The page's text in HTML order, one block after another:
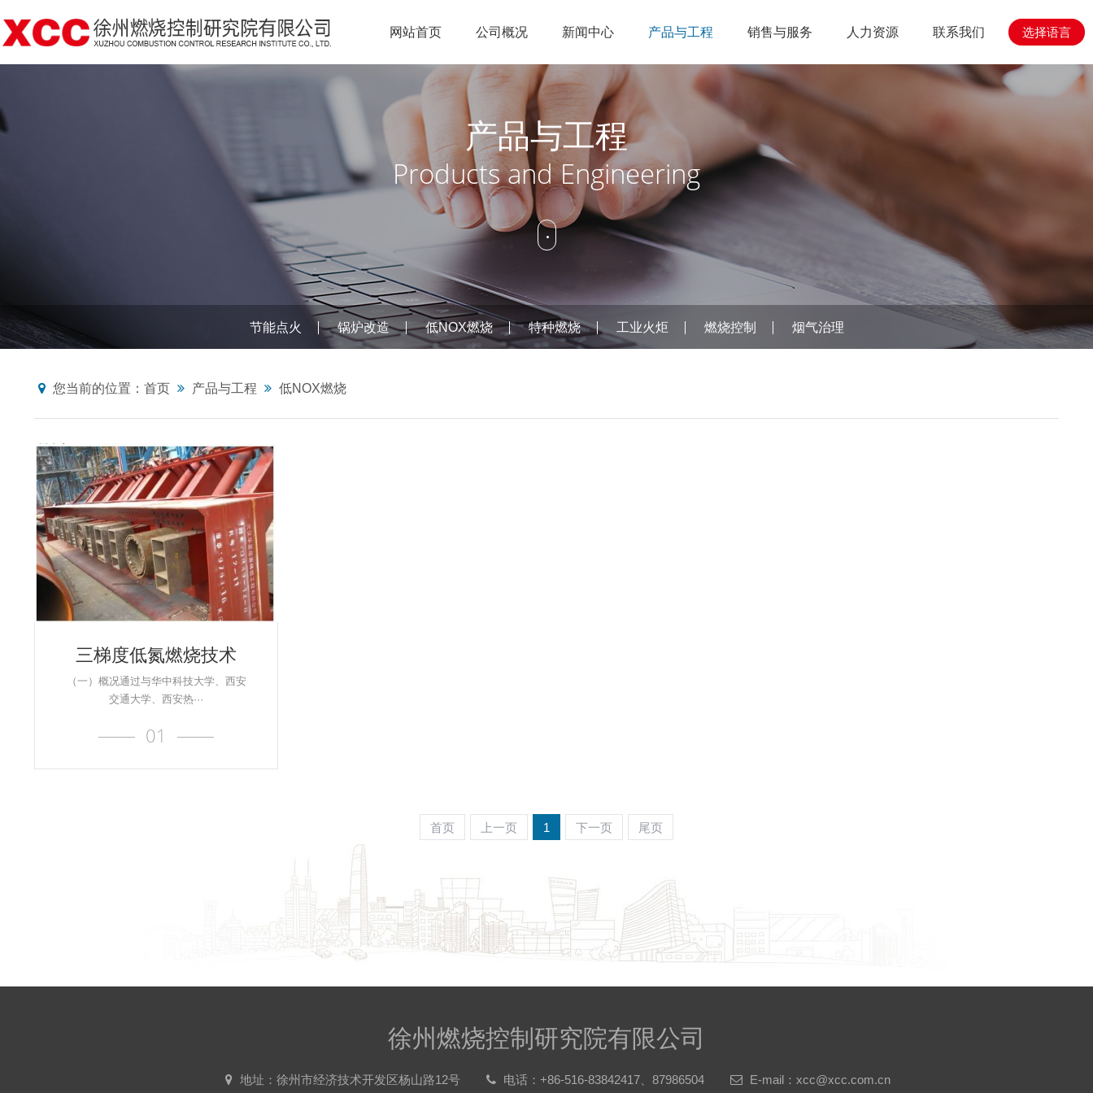
网站首页 公司概况
企业简介
科研实力
企业文化
资质荣誉
公司概况
新闻中心
公司新闻
行业资讯
新闻中心
产品与工程
节能点火
锅炉改造
低NOX燃烧
特种燃烧
工业火炬
燃烧控制
烟气治理
产品与工程
销售与服务
销售网络
人力资源
人才理念
联系我们 选择语言
产品与工程
Products and Engineering
节能点火 锅炉改造 低NOX燃烧 特种燃烧 工业火炬 燃烧控制 烟气治理
您当前的位置： 首页 产品与工程 低NOX燃烧
三梯度低氮燃烧技术
（一）概况通过与华中科技大学、西安
交通大学、西安热···
01
首页 上一页 1 下一页 尾页
徐州燃烧控制研究院有限公司
地址：徐州市经济技术开发区杨山路12号 电话：+86-516-83842417、87986504 E-mail：xcc@xcc.com.cn